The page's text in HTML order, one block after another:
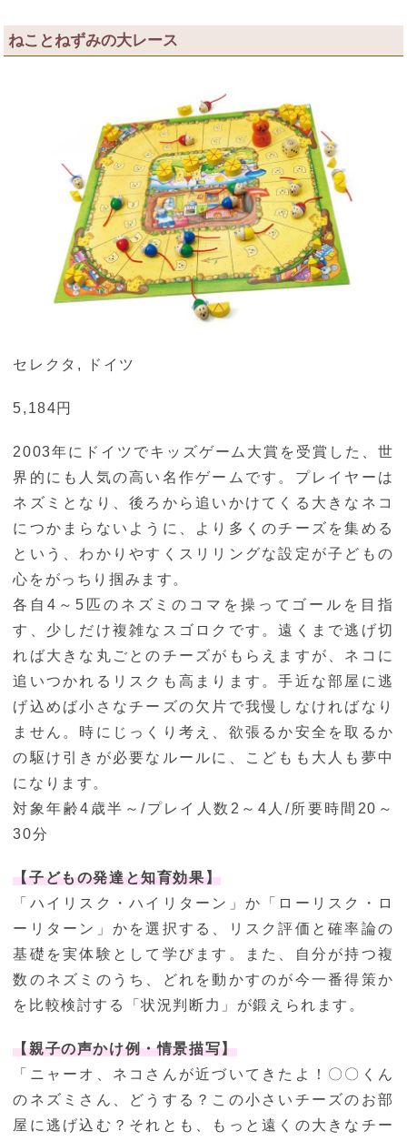
ねことねずみの大レース
セレクタ, ドイツ
5,184円
2003年にドイツでキッズゲーム大賞を受賞した、世
界的にも人気の高い名作ゲームです。プレイヤーは
ネズミとなり、後ろから追いかけてくる大きなネコ
につかまらないように、より多くのチーズを集める
という、わかりやすくスリリングな設定が子どもの
心をがっちり掴みます。
各自4～5匹のネズミのコマを操ってゴールを目指
す、少しだけ複雑なスゴロクです。遠くまで逃げ切
れば大きな丸ごとのチーズがもらえますが、ネコに
追いつかれるリスクも高まります。手近な部屋に逃
げ込めば小さなチーズの欠片で我慢しなければなり
ません。時にじっくり考え、欲張るか安全を取るか
の駆け引きが必要なルールに、こどもも大人も夢中
になります。
対象年齢4歳半～/プレイ人数2～4人/所要時間20～
30分
【子どもの発達と知育効果】
「ハイリスク・ハイリターン」か「ローリスク・ロ
ーリターン」かを選択する、リスク評価と確率論の
基礎を実体験として学びます。また、自分が持つ複
数のネズミのうち、どれを動かすのが今一番得策か
を比較検討する「状況判断力」が鍛えられます。
【親子の声かけ例・情景描写】
「ニャーオ、ネコさんが近づいてきたよ！〇〇くん
のネズミさん、どうする？この小さいチーズのお部
屋に逃げ込む？それとも、もっと遠くの大きなチー